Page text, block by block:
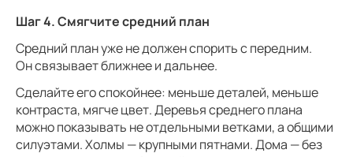
Шаг 4. Смягчите средний план
Средний план уже не должен спорить с передним.
Он связывает ближнее и дальнее.
Сделайте его спокойнее: меньше деталей, меньше
контраста, мягче цвет. Деревья среднего плана
можно показывать не отдельными ветками, а общими
силуэтами. Холмы — крупными пятнами. Дома — без